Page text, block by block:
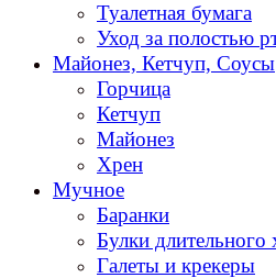
Туалетная бумага
Уход за полостью
Майонез, Кетчуп, Соусы
Горчица
Кетчуп
Майонез
Хрен
Мучное
Баранки
Булки длительного
Галеты и крекеры